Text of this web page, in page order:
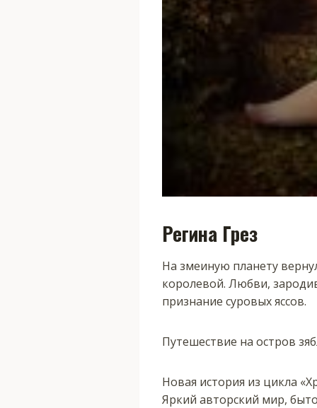
Регина Грез
На змеиную планету
королевой. Любви,
признание суровых яссов.
Путешествие на остров
Новая история из цикла
Яркий авторский мир,